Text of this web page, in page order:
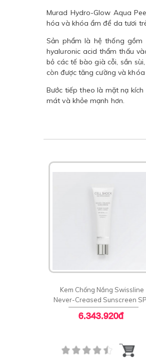
Murad Hydro-Glow Aqua
hóa và khóa ẩm để da tươi
Sản phẩm là hệ thống
hyaluronic acid thẩm thấu
bỏ các tế bào già cỗi, sần
còn được tăng cường và
Bước tiếp theo là mặt nạ
mát và khỏe mạnh hơn.
Kem Chống Nắng Swissline
Never-Creased Sunscreen SPF
50 PA++++
6.343.920đ